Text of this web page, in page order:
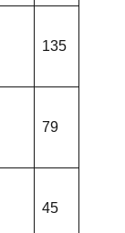
135
79
45